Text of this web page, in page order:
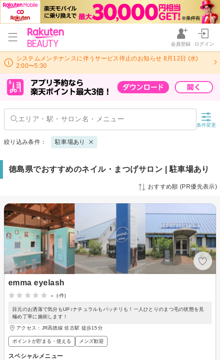
会員登録 ログイン
システムメンテナンスに伴うサービス停止のお知らせ 8月12日 (水)
2:00〜5:30
条件変更
絞り込み条件： 駐車場あり
徳島県でおすすめのネイル・まつげサロン | 駐車場あり
おすすめ順 (PR優先表示)
emma eyelash
-
(-件)
目元のお洒落で気分もUP♪ナチュラルもパッチリも！一人ひとりのまつ毛の状態を見
極め丁寧に施術します！
アクセス：JR高徳線 佐古駅 徒歩15分
ポイントが貯まる・使える メンズ歓迎
スペシャルメニュー